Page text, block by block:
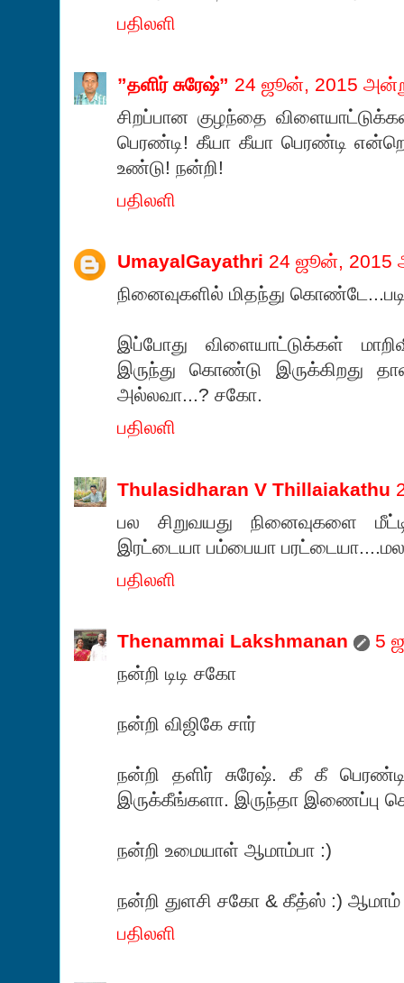
பதிலளி
”தளிர் சுரேஷ்” 24 ஜூன், 2015
சிறப்பான குழந்தை
பெரண்டி! கீயா கீயா பெரண்டி
உண்டு! நன்றி!
பதிலளி
UmayalGayathri 24 ஜூன், 2015
நினைவுகளில் மிதந்து
இப்போது விளையாட்டுக்கள்
இருந்து கொண்டு இருக்கிறது
அல்லவா...? சகோ.
பதிலளி
Thulasidharan V Thillaiakathu
பல சிறுவயது நினைவுகளை
இரட்டையா பம்பையா
பதிலளி
Thenammai Lakshmanan
5
நன்றி டிடி சகோ
நன்றி விஜிகே சார்
நன்றி தளிர் சுரேஷ். கீ கீ
இருக்கீங்களா. இருந்தா இணைப்பு
நன்றி உமையாள் ஆமாம்பா :)
நன்றி துளசி சகோ & கீத்ஸ் :) ஆமாம்
பதிலளி